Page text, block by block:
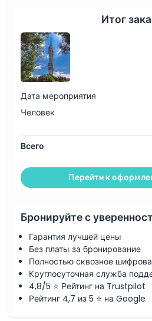
Вещи, которые нужно знать
Местоположение
Итог
Дата мероприятия
Человек
Всего
Перейти к
Бронируйте с
Гарантия лучшей цены
Без платы за бронирование
Полностью сквозное
Круглосуточная служба
4,8/5 ⭐ Рейтинг на Trustpilot
Рейтинг 4,7 из 5 ⭐ на Google